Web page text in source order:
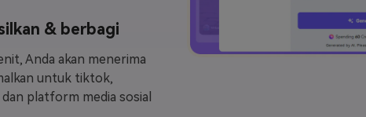
& berbagi
Anda akan menerima
untuk tiktok,
platform media sosial